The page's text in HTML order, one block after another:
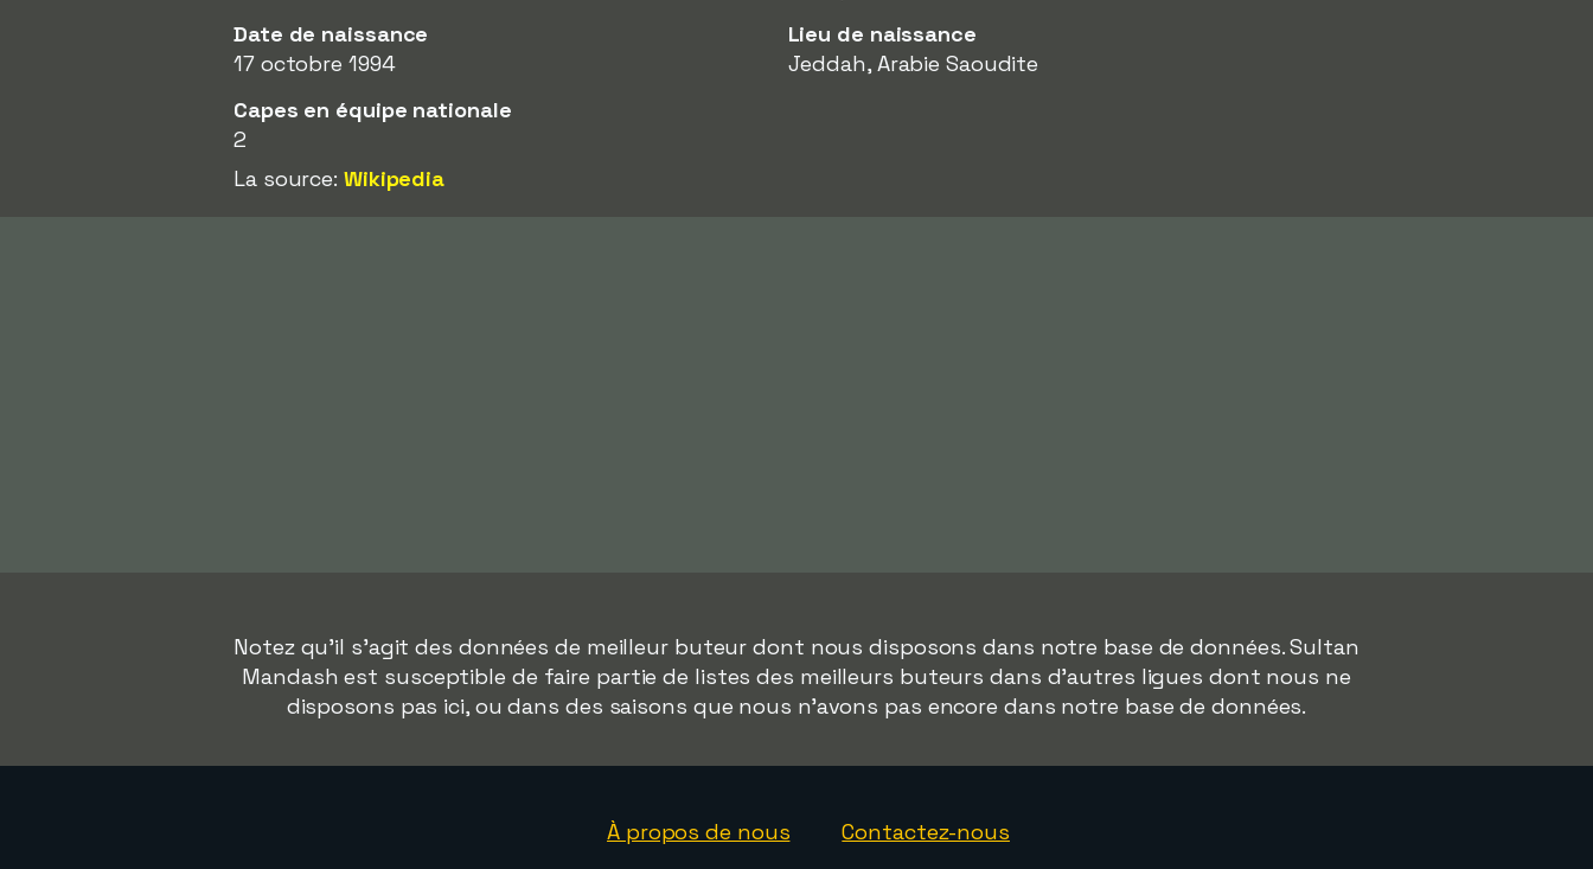
Date de naissance
17 octobre 1994
Lieu de naissance
Jeddah, Arabie Saoudite
Capes en équipe nationale
2
La source: Wikipedia
Notez qu'il s'agit des données de meilleur buteur dont nous disposons dans notre base de données. Sultan
Mandash est susceptible de faire partie de listes des meilleurs buteurs dans d'autres ligues dont nous ne
disposons pas ici, ou dans des saisons que nous n'avons pas encore dans notre base de données.
À propos de nous Contactez-nous